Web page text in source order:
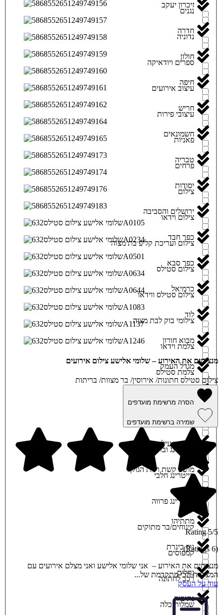
נגנים
נדוניה
ספרים ויודאיקה
עיצוב אירועים
עיצובי פירות
פאניות
פרחים
צילום
צילום וידאו
צילום ועריכת קליפ בת מצוה
צילום סטילס
צילום סטילס ווידאו
צילומי בוק לבת מצוה
צלמת וידאו
צלמת סטילס
קייטרינג בשרי
קייטרינג ובר
קייטרינג חלבי
קייטרינג פרווה
קינוחים/בר מתוקים
קמפוסים
רכב לחתונה
שמלות כלה
זיכרון יעקב
חדרה
חולון
חיפה
חריש
חשמונאים
טבריה
יסודות
ירושלים והסביבה
כפר חבד
כפר סבא
כרמיאל
לוד
מבוא חורון
מגדל העמק
מודיעין עילית
מושב קשת רמת הגולן
מתתיהו
נוף כינרת
נחלים
נתיבות
מנציחים את האירוע – שלומי אלישע צילום אירועים
צילום סטילס חתונות/ אירוסין/ בר מצוות/ בריתות
הסרה מרשימת מועדפים
שמירה ברשימת מועדפים
5/5 Rating
(6 Ratings)
מנציחים את האירוע – אני שלומי אלישע ואני מצלם אירועים עם
המצלמה הכי מתקדמת של...
עוד על העסק